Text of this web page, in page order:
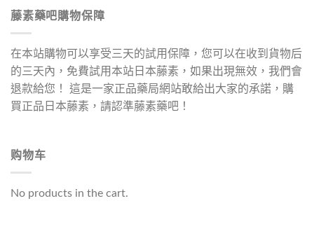
藤素藥吧購物保障
在本站購物可以享受三天的試用保障，您可以在收到貨物后
的三天內，免費試用本站日本藤素，如果出現無效，我們會
退款給您！ 這是一家正品藥局網站敢給出大家的承諾，購
買正品日本藤素，請認準藤素藥吧！
购物车
No products in the cart.